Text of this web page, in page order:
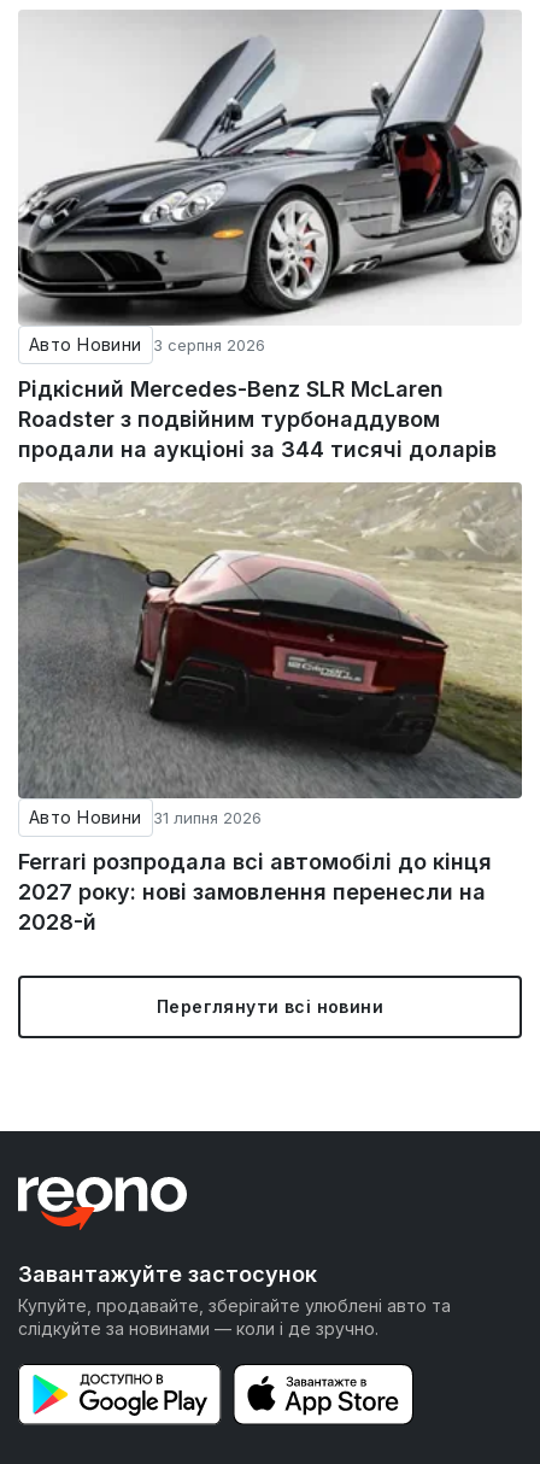
Авто Новини 3 серпня 2026
Рідкісний Mercedes-Benz SLR McLaren
Roadster з подвійним турбонаддувом
продали на аукціоні за 344 тисячі доларів
Авто Новини 31 липня 2026
Ferrari розпродала всі автомобілі до кінця
2027 року: нові замовлення перенесли на
2028-й
Переглянути всі новини
Завантажуйте застосунок
Купуйте, продавайте, зберігайте улюблені авто та
слідкуйте за новинами — коли і де зручно.